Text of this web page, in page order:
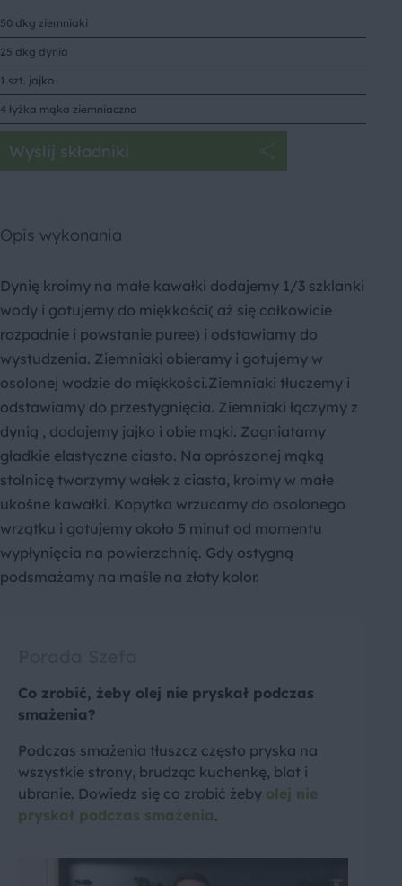
50 dkg ziemniaki
25 dkg dynia
1 szt. jajko
4 łyżka mąka ziemniaczna
Wyślij składniki
Opis wykonania
Dynię kroimy na małe kawałki dodajemy 1/3 szklanki
wody i gotujemy do miękkości( aż się całkowicie
rozpadnie i powstanie puree) i odstawiamy do
wystudzenia. Ziemniaki obieramy i gotujemy w
osolonej wodzie do miękkości.Ziemniaki tłuczemy i
odstawiamy do przestygnięcia. Ziemniaki łączymy z
dynią , dodajemy jajko i obie mąki. Zagniatamy
gładkie elastyczne ciasto. Na oprószonej mąką
stolnicę tworzymy wałek z ciasta, kroimy w małe
ukośne kawałki. Kopytka wrzucamy do osolonego
wrzątku i gotujemy około 5 minut od momentu
wypłynięcia na powierzchnię. Gdy ostygną
podsmażamy na maśle na złoty kolor.
Co zrobić, żeby olej nie pryskał podczas
smażenia?
Podczas smażenia tłuszcz często pryska na
wszystkie strony, brudząc kuchenkę, blat i
ubranie. Dowiedz się co zrobić żeby olej nie
pryskał podczas smażenia.